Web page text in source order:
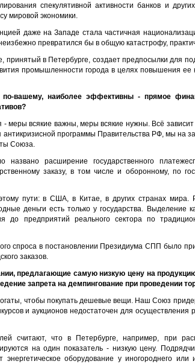
спекулятивной активности банков и
мировой экономики.
даже на Западе стала частичная
превратился бы в общую катастрофу,
в Петербурге, создает предпосылки для
промышленности города в целях повышения ее
вашему, наиболее эффективны - прямое
меры всякие важны, меры всякие нужны. Всё зависит
антикризисной программы Правительства РФ, мы на
Союза.
расширение государственного
заказу, в том числе и оборонному, по
пути: в США, в Китае, в других странах мира.
деньги есть только у государства. Выделение
до предприятий реального сектора по
спроса в постановлении Президиума СПП было
заказов.
предлагающие самую низкую цену на
запрета на демпингование при проведении
чтобы покупать дешевые вещи. Наш Союз
и аукционов недостаточен для осуществления
считают, что в Петербурге, например, при
на один показатель - низкую цену.
энергетическое оборудование у иногороднего или